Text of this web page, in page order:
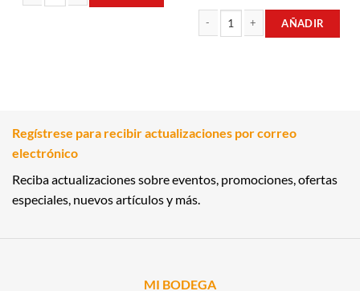
CERVEZA TIPO PILSEN LATA 355ML POLAR cantidad
AÑADIR
Regístrese para recibir actualizaciones por correo
electrónico
Reciba actualizaciones sobre eventos, promociones, ofertas
especiales, nuevos artículos y más.
MI BODEGA